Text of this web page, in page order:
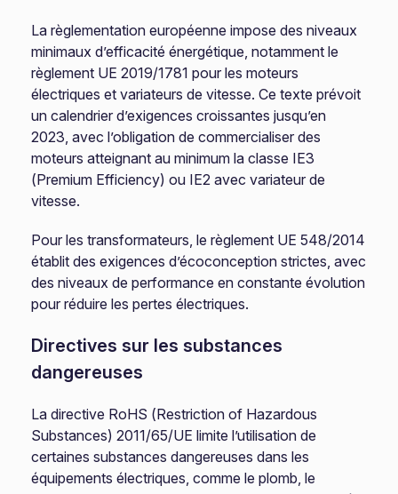
La règlementation européenne impose des niveaux
minimaux d’efficacité énergétique, notamment le
règlement UE 2019/1781 pour les moteurs
électriques et variateurs de vitesse. Ce texte prévoit
un calendrier d’exigences croissantes jusqu’en
2023, avec l’obligation de commercialiser des
moteurs atteignant au minimum la classe IE3
(Premium Efficiency) ou IE2 avec variateur de
vitesse.
Pour les transformateurs, le règlement UE 548/2014
établit des exigences d’écoconception strictes, avec
des niveaux de performance en constante évolution
pour réduire les pertes électriques.
Directives sur les substances
dangereuses
La directive RoHS (Restriction of Hazardous
Substances) 2011/65/UE limite l’utilisation de
certaines substances dangereuses dans les
équipements électriques, comme le plomb, le